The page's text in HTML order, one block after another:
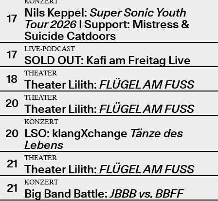
17 Nils Keppel: Super Sonic Youth
Tour 2026| Support: Mistress &
Suicide Catdoors
17
LIVE-PODCAST
SOLD OUT: Kafi am Freitag Live
18
THEATER
Theater Lilith: FLÜGEL AM FUSS
20
THEATER
Theater Lilith: FLÜGEL AM FUSS
20
KONZERT
LSO: klangXchange Tänze des
Lebens
21
THEATER
Theater Lilith: FLÜGEL AM FUSS
21
KONZERT
Big Band Battle:JBBB vs. BBFF